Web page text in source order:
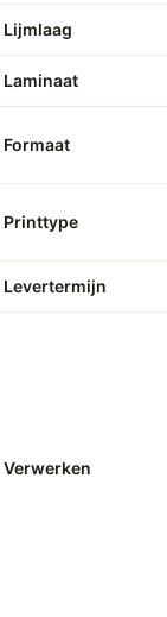
Lijmlaag
Laminaat
Formaat
Printtype
Levertermijn
Verwerken